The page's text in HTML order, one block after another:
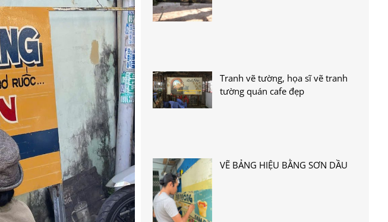
Tranh vẽ tường, họa sĩ vẽ tranh
tường quán cafe đẹp
VẼ BẢNG HIỆU BẰNG SƠN DẦU